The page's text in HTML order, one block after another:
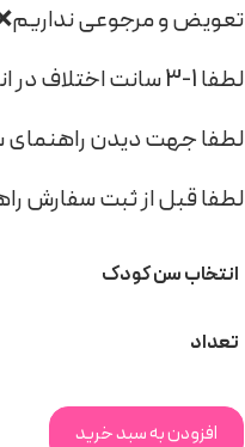
تعویض و مرجوعی
لطفا 1-3 سانت اختلاف در اندازه گیری را لحاظ کنید
لطفا جهت دیدن راهنمای
لطفا قبل از ثبت سفارش
انتخاب سن کودک
تعداد
افزودن به سبد خرید